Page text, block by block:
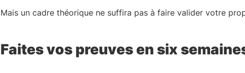
Mais un cadre théorique ne suffira pas à faire valider votre
Faites vos preuves en six